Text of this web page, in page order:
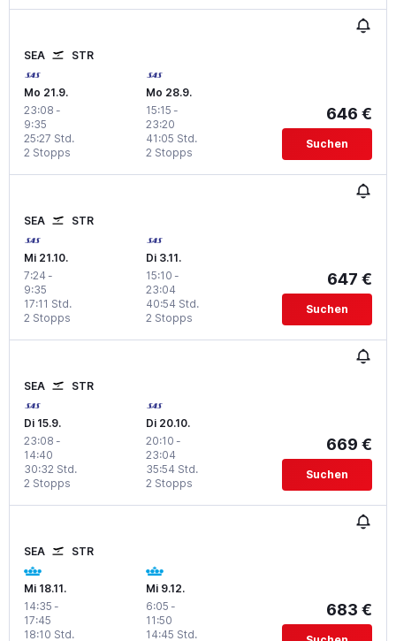
SEA STR
Mo 21.9.
23:08 -
9:35
2 Stopps
25:27 Std.
Mo 28.9.
15:15 -
23:20
2 Stopps
41:05 Std.
646 €
Suchen
SEA STR
Mi 21.10.
7:24 -
9:35
2 Stopps
17:11 Std.
Di 3.11.
15:10 -
23:04
2 Stopps
40:54 Std.
647 €
Suchen
SEA STR
Di 15.9.
23:08 -
14:40
2 Stopps
30:32 Std.
Di 20.10.
20:10 -
23:04
2 Stopps
35:54 Std.
669 €
Suchen
SEA STR
Mi 18.11.
14:35 -
17:45
18:10 Std.
Mi 9.12.
6:05 -
11:50
14:45 Std.
683 €